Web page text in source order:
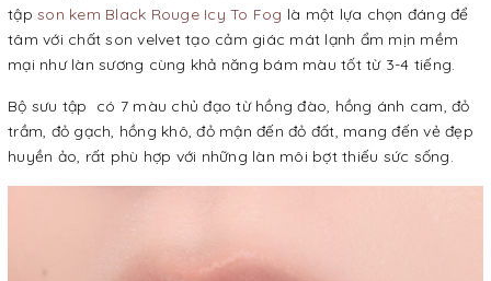
tập son kem Black Rouge Icy To Fog là một lựa chọn đáng để
tâm với chất son velvet tạo cảm giác mát lạnh ẩm mịn mềm
mại như làn sương cùng khả năng bám màu tốt từ 3-4 tiếng.
Bộ sưu tập có 7 màu chủ đạo từ hồng đào, hồng ánh cam, đỏ
trầm, đỏ gạch, hồng khô, đỏ mận đến đỏ đất, mang đến vẻ đẹp
huyền ảo, rất phù hợp với những làn môi bợt thiếu sức sống.